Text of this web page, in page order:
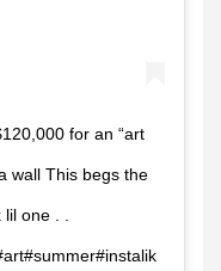
for an “art
wall This begs the
lil one . .